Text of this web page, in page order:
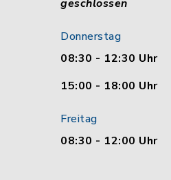
geschlossen
Donnerstag
08:30 - 12:30 Uhr
15:00 - 18:00 Uhr
Freitag
08:30 - 12:00 Uhr